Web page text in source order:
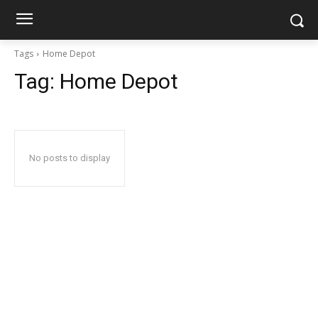
Tags Home Depot
Tag: Home Depot
No posts to display